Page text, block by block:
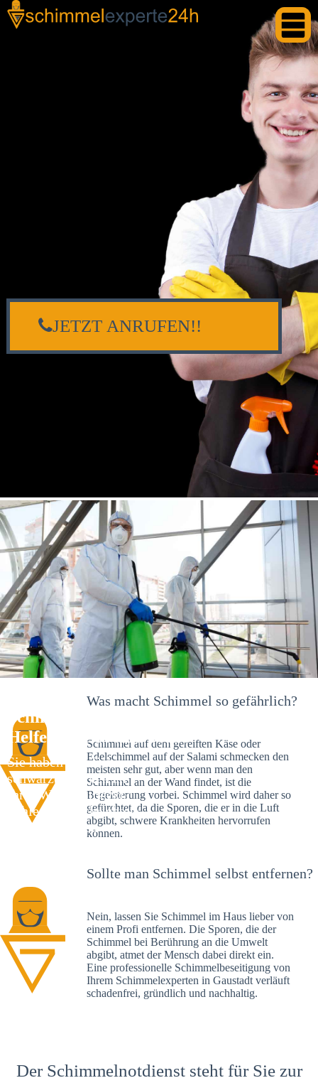
Schimmelexperte in Gaustadt – Ihr
Helfer an Ort und Stelle
Sie haben kürzlich
schwarze Flecken an
Ihrer Wand entdeckt?
Schlechte Nachrichten:
Sie haben einen
JETZT ANRUFEN!!
Was macht Schimmel so gefährlich?
Schimmel auf dem gereiften Käse oder
Edelschimmel auf der Salami schmecken den
meisten sehr gut, aber wenn man den
Schimmel an der Wand findet, ist die
Begeisterung vorbei. Schimmel wird daher so
gefürchtet, da die Sporen, die er in die Luft
abgibt, schwere Krankheiten hervorrufen
können.
Sollte man Schimmel selbst entfernen?
Nein, lassen Sie Schimmel im Haus lieber von
einem Profi entfernen. Die Sporen, die der
Schimmel bei Berührung an die Umwelt
abgibt, atmet der Mensch dabei direkt ein.
Eine professionelle Schimmelbeseitigung von
Ihrem Schimmelexperten in Gaustadt verläuft
schadenfrei, gründlich und nachhaltig.
Der Schimmelnotdienst steht für Sie zur